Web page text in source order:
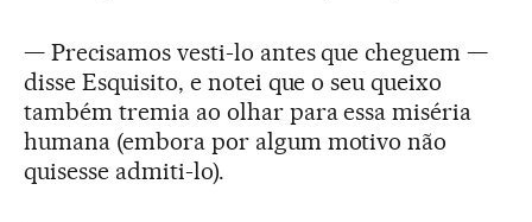
— Precisamos vesti-lo antes que cheguem —
disse Esquisito, e notei que o seu queixo
também tremia ao olhar para essa miséria
humana (embora por algum motivo não
quisesse admiti-lo).